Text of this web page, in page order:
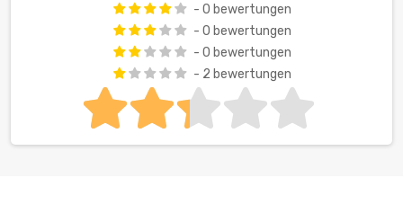
- 0 bewertungen
- 0 bewertungen
- 0 bewertungen
- 2 bewertungen